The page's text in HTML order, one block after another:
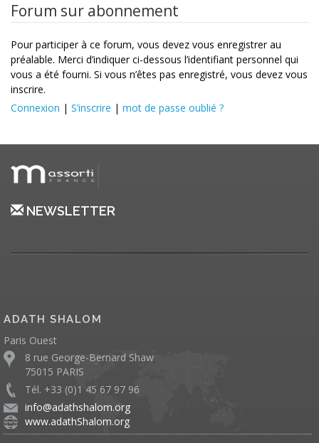
Forum sur abonnement
Pour participer à ce forum, vous devez vous enregistrer au
préalable. Merci d’indiquer ci-dessous l’identifiant personnel qui
vous a été fourni. Si vous n’êtes pas enregistré, vous devez vous
inscrire.
Connexion | S’inscrire | mot de passe oublié ?
NEWSLETTER
ADATH SHALOM
Paris Ouest
8 rue George-Bernard Shaw
75015 PARIS
Tél. +33 (0)1 45 67 97 96
info@adathshalom.org
www.adathShalom.org